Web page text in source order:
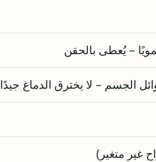
– يُعطى بالحقن
الجسم – لا يخترق الدماغ جيدًا
غير متغير)